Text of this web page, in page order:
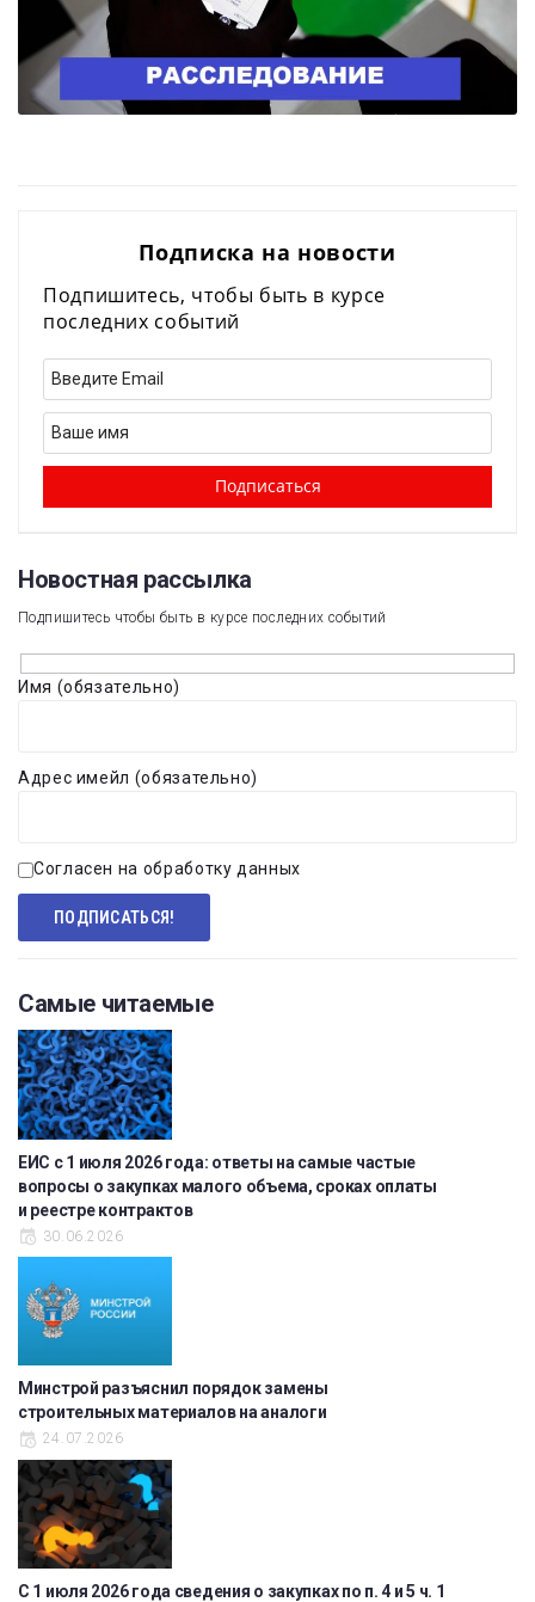
Подписка на новости
Подпишитесь, чтобы быть в курсе
последних событий
Новостная рассылка​
Подпишитесь чтобы быть в курсе последних событий
Имя (обязательно)
Адрес имейл (обязательно)
Согласен на обработку данных
Самые читаемые
ЕИС с 1 июля 2026 года: ответы на самые частые
вопросы о закупках малого объема, сроках оплаты
и реестре контрактов
30.06.2026
Минстрой разъяснил порядок замены
строительных материалов на аналоги
24.07.2026
С 1 июля 2026 года сведения о закупках по п. 4 и 5 ч. 1